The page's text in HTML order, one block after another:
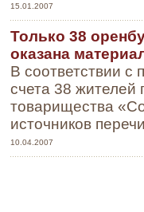
15.01.2007
Только 38
оказана
В соответствии
счета 38 жителей
товарищества
источников
10.04.2007